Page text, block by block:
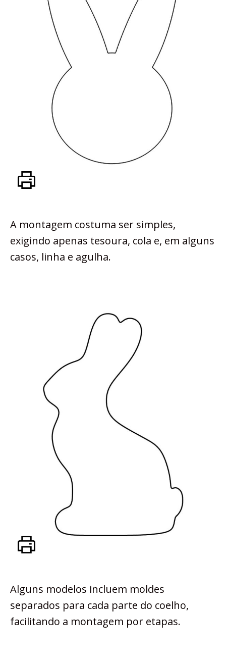
A montagem costuma ser simples,
exigindo apenas tesoura, cola e, em alguns
casos, linha e agulha.
Alguns modelos incluem moldes
separados para cada parte do coelho,
facilitando a montagem por etapas.